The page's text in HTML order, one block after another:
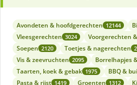
Avondeten & hoofdgerechten 12144
Vleesgerechten 3024 Voorgerechten
Soepen 2120 Toetjes & nagerechten
Vis & zeevruchten 2095 Borrelhapjes
Taarten, koek & gebak 1975 BBQ &
Pasta & rijst 1419 Groenten 1312